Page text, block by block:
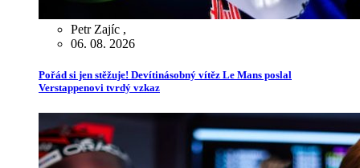
Petr Zajíc ,
06. 08. 2026
Pořád si jen stěžuje! Devítinásobný vítěz Le Mans poslal
Verstappenovi tvrdý vzkaz